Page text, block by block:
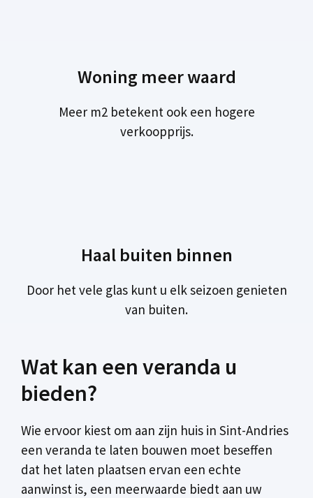
Woning meer waard
Meer m2 betekent ook een hogere
verkoopprijs.
Haal buiten binnen
Door het vele glas kunt u elk seizoen genieten
van buiten.
Wat kan een veranda u
bieden?
Wie ervoor kiest om aan zijn huis in Sint-Andries
een veranda te laten bouwen moet beseffen
dat het laten plaatsen ervan een echte
aanwinst is, een meerwaarde biedt aan uw